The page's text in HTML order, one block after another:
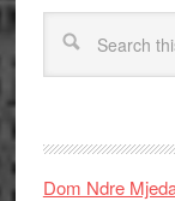
Dom Ndre